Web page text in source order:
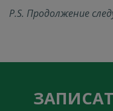
P.S. Продолжение